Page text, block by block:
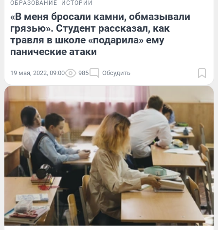
ОБРАЗОВАНИЕ ИСТОРИИ
«В меня бросали камни, обмазывали
грязью». Студент рассказал, как
травля в школе «подарила» ему
панические атаки
19 мая, 2022, 09:00 985 Обсудить